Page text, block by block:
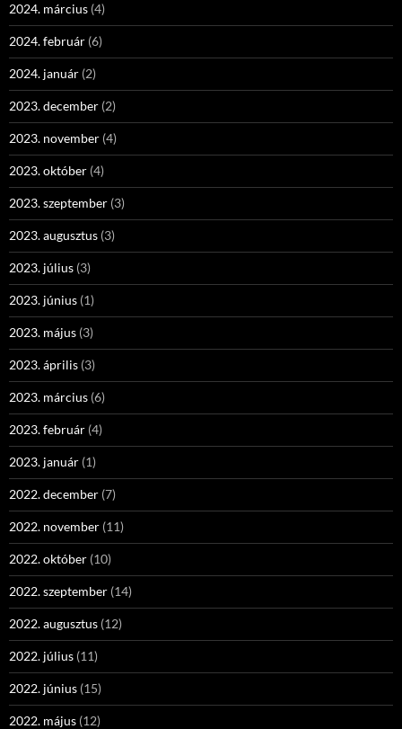
2024. március (4)
2024. február (6)
2024. január (2)
2023. december (2)
2023. november (4)
2023. október (4)
2023. szeptember (3)
2023. augusztus (3)
2023. július (3)
2023. június (1)
2023. május (3)
2023. április (3)
2023. március (6)
2023. február (4)
2023. január (1)
2022. december (7)
2022. november (11)
2022. október (10)
2022. szeptember (14)
2022. augusztus (12)
2022. július (11)
2022. június (15)
2022. május (12)